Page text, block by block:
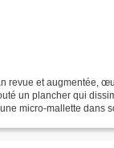
revue et augmentée,
un plancher qui
micro-mallette dans